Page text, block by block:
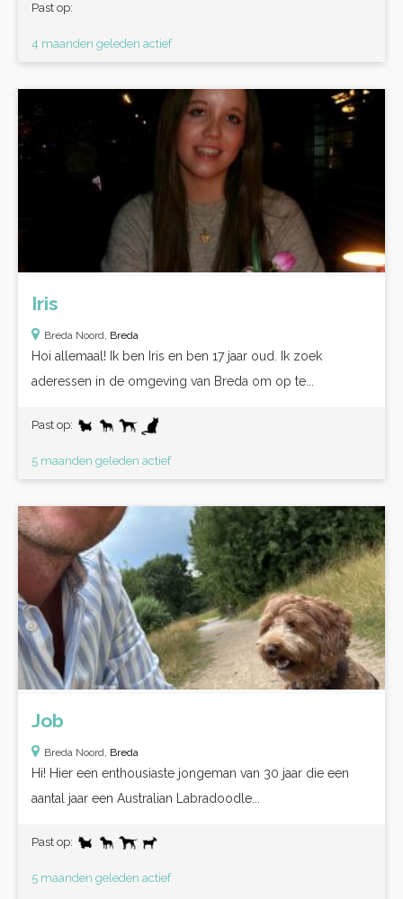
Past op:
4 maanden geleden actief
Iris
Breda Noord, Breda
Hoi allemaal! Ik ben Iris en ben 17 jaar oud. Ik zoek
aderessen in de omgeving van Breda om op te...
Past op:
5 maanden geleden actief
Job
Breda Noord, Breda
Hi! Hier een enthousiaste jongeman van 30 jaar die een
aantal jaar een Australian Labradoodle...
Past op:
5 maanden geleden actief